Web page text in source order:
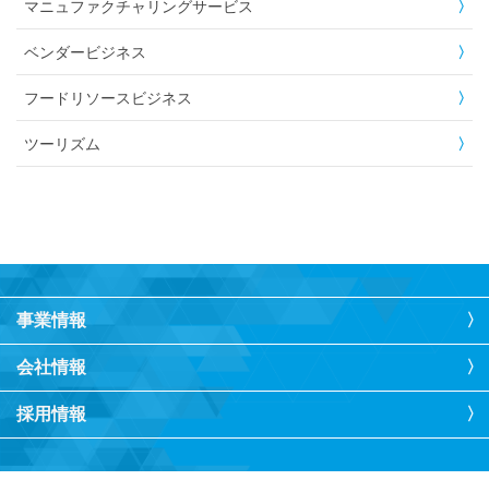
マニュファクチャリングサービス
ベンダービジネス
フードリソースビジネス
ツーリズム
事業情報
会社情報
採用情報